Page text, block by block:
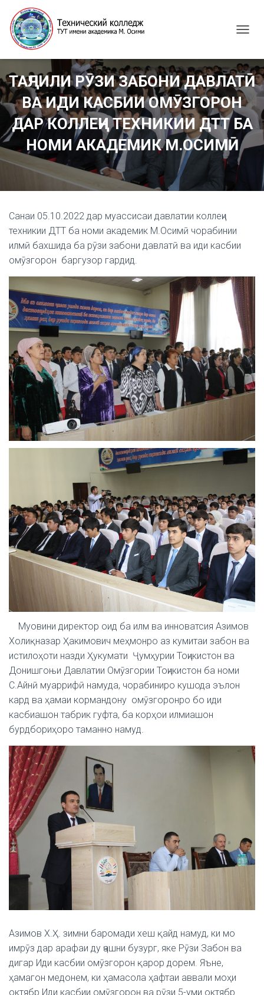
G
G
L
E
N
A
V
I
G
ТАҶЛИЛИ РӮЗИ ЗАБОНИ ДАВЛАТӢ
ВА ИДИ КАСБИИ ОМӮЗГОРОН
ДАР КОЛЛЕҶИ ТЕХНИКИИ ДТТ БА
НОМИ АКАДЕМИК М.ОСИМӢ
Санаи 05.10.2022 дар муассисаи давлатии коллеҷи
техникии ДТТ ба номи академик М.Осимӣ чорабинии
илмӣ бахшида ба рӯзи забони давлатӣ ва иди касбии
омӯзгорон баргузор гардид.
Муовини директор оид ба илм ва инноватсия Азимов
Холиқназар Ҳакимович меҳмонро аз кумитаи забон ва
истилоҳоти назди Ҳукумати Ҷумҳурии Тоҷикистон ва
Донишгоњи Давлатии Омӯзгории Тоҷикистон ба номи
С.Айнӣ муаррифӣ намуда, чорабиниро кушода эълон
кард ва ҳамаи кормандону омӯзгоронро бо иди
касбиашон табрик гуфта, ба корҳои илмиашон
бурдбориҳоро таманно намуд.
Азимов Х.Ҳ. зимни баромади хеш қайд намуд, ки мо
имрӯз дар арафаи ду ҷашни бузург, яке Рӯзи Забон ва
дигар Иди касбии омӯзгорон қарор дорем. Яъне,
ҳамагон медонем, ки ҳамасола ҳафтаи аввали моҳи
октябр Иди касбии омӯзгорон ва рӯзи 5-уми октябр